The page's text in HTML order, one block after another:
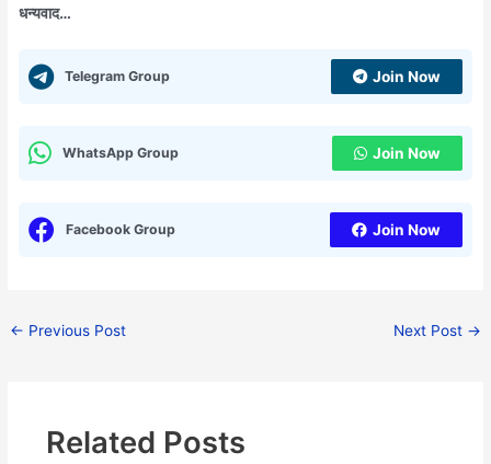
धन्यवाद…
Telegram Group Join Now
WhatsApp Group Join Now
Facebook Group Join Now
← Previous Post Next Post →
Related Posts